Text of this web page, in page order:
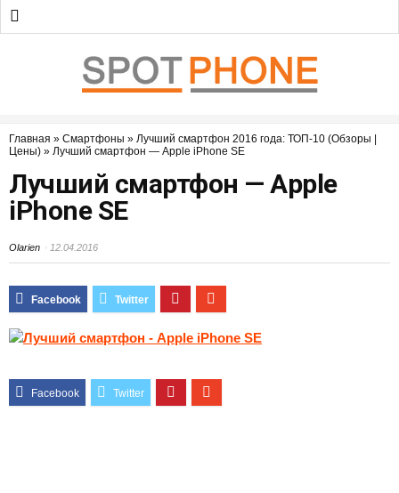
Главная » Смартфоны » Лучший смартфон 2016 года: ТОП-10 (Обзоры |
Цены) » Лучший смартфон — Apple iPhone SE
Лучший смартфон — Apple
iPhone SE
Olarien 12.04.2016